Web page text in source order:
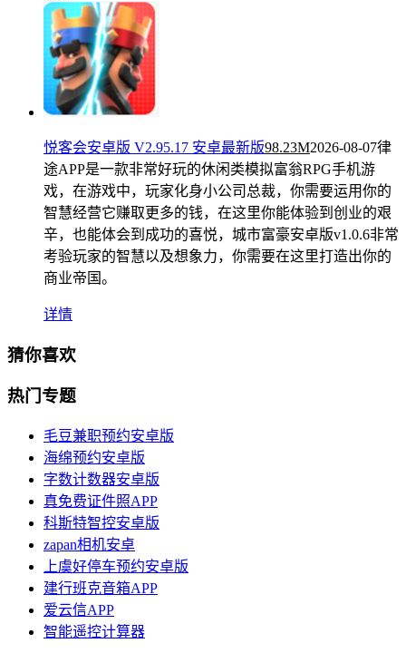
悦客会安卓版 V2.95.17 安卓最新版98.23M2026-08-07律
途APP是一款非常好玩的休闲类模拟富翁RPG手机游
戏，在游戏中，玩家化身小公司总裁，你需要运用你的
智慧经营它赚取更多的钱，在这里你能体验到创业的艰
辛，也能体会到成功的喜悦，城市富豪安卓版v1.0.6非常
考验玩家的智慧以及想象力，你需要在这里打造出你的
商业帝国。
详情
猜你喜欢
热门专题
毛豆兼职预约安卓版
海绵预约安卓版
字数计数器安卓版
真免费证件照APP
科斯特智控安卓版
zapan相机安卓
上虞好停车预约安卓版
建行班克音箱APP
爱云信APP
智能遥控计算器